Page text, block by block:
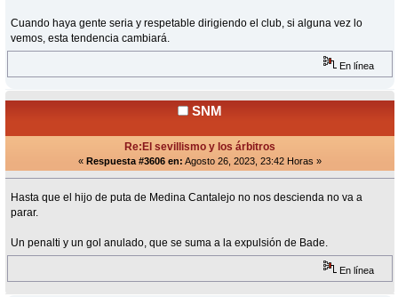
Cuando haya gente seria y respetable dirigiendo el club, si alguna vez lo
vemos, esta tendencia cambiará.
En línea
SNM
Re:El sevillismo y los árbitros
« Respuesta #3606 en: Agosto 26, 2023, 23:42 Horas »
Hasta que el hijo de puta de Medina Cantalejo no nos descienda no va a
parar.
Un penalti y un gol anulado, que se suma a la expulsión de Bade.
En línea